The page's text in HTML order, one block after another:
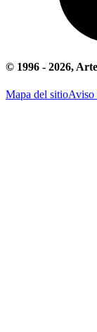
© 1996 - 2026,
Mapa del sitioAviso